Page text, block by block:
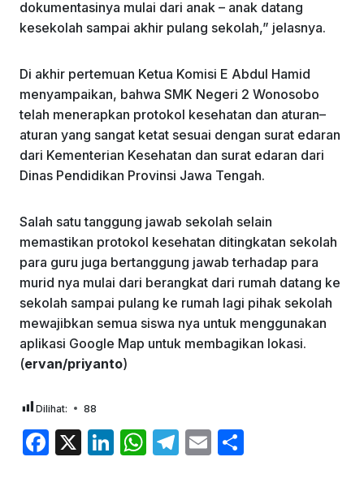
dokumentasinya mulai dari anak – anak datang
kesekolah sampai akhir pulang sekolah,” jelasnya.
Di akhir pertemuan Ketua Komisi E Abdul Hamid
menyampaikan, bahwa SMK Negeri 2 Wonosobo
telah menerapkan protokol kesehatan dan aturan–
aturan yang sangat ketat sesuai dengan surat edaran
dari Kementerian Kesehatan dan surat edaran dari
Dinas Pendidikan Provinsi Jawa Tengah.
Salah satu tanggung jawab sekolah selain
memastikan protokol kesehatan ditingkatan sekolah
para guru juga bertanggung jawab terhadap para
murid nya mulai dari berangkat dari rumah datang ke
sekolah sampai pulang ke rumah lagi pihak sekolah
mewajibkan semua siswa nya untuk menggunakan
aplikasi Google Map untuk membagikan lokasi.
(ervan/priyanto)
Dilihat: 88
F
X
Li W T
E